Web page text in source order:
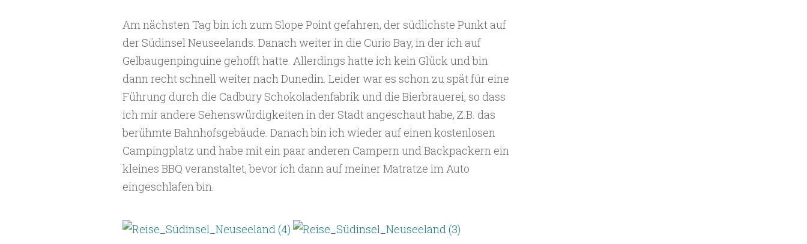
Am nächsten Tag bin ich zum Slope Point gefahren, der südlichste Punkt auf
der Südinsel Neuseelands. Danach weiter in die Curio Bay, in der ich auf
Gelbaugenpinguine gehofft hatte. Allerdings hatte ich kein Glück und bin
dann recht schnell weiter nach Dunedin. Leider war es schon zu spät für eine
Führung durch die Cadbury Schokoladenfabrik und die Bierbrauerei, so dass
ich mir andere Sehenswürdigkeiten in der Stadt angeschaut habe, Z.B. das
berühmte Bahnhofsgebäude. Danach bin ich wieder auf einen kostenlosen
Campingplatz und habe mit ein paar anderen Campern und Backpackern ein
kleines BBQ veranstaltet, bevor ich dann auf meiner Matratze im Auto
eingeschlafen bin.